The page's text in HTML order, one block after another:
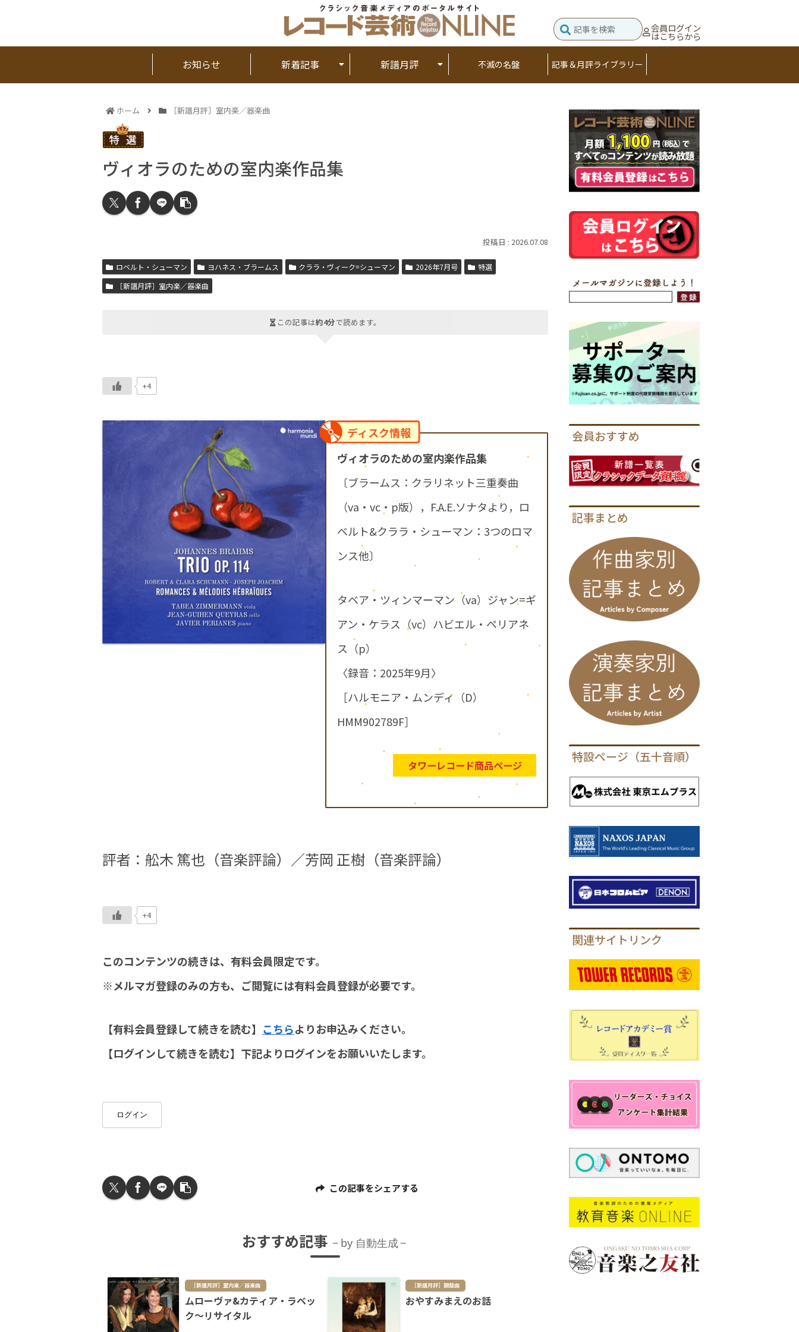
会員ログイン
はこちらから
お知らせ 新着記事 新譜月評 不滅の名盤 記事＆月評ライブラリー
ホーム ［新譜月評］室内楽／器楽曲
ヴィオラのための室内楽作品集
2026.07.08
ロベルト・シューマン ヨハネス・ブラームス クララ・ヴィーク=シューマン 2026年7月号
特選
［新譜月評］室内楽／器楽曲
この記事は約4分で読めます。
+4
ディスク情報
ヴィオラのための室内楽作品集
〔ブラームス：クラリネット三重奏曲
（va・vc・p版），F.A.E.ソナタより，ロ
ベルト&クララ・シューマン：3つのロマ
ンス他〕
タベア・ツィンマーマン（va）ジャン=ギ
アン・ケラス（vc）ハビエル・ペリアネ
ス（p）
〈録音：2025年9月〉
［ハルモニア・ムンディ（D）
HMM902789F］
タワーレコード商品ページ
評者：舩木 篤也（音楽評論）／芳岡 正樹（音楽評論）
+4
このコンテンツの続きは、有料会員限定です。
※メルマガ登録のみの方も、ご閲覧には有料会員登録が必要です。
【有料会員登録して続きを読む】 こちらよりお申込みください。
【ログインして続きを読む】下記よりログインをお願いいたします。
ログイン
この記事をシェアする
おすすめ記事 by 自動生成
［新譜月評］室内楽／器楽曲
ムローヴァ&カティア・ラベッ
ク～リサイタル
［新譜月評］鍵盤曲
おやすみまえのお話
会員おすすめ
記事まとめ
特設ページ（五十音順）
関連サイトリンク